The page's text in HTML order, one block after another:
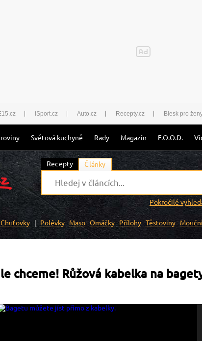
iSport.cz Auto.cz Recepty.cz Blesk pro
Světová kuchyně Rady Magazín F.O.O.D.
Recepty Články
Pokročilé
Chuťovky Polévky Maso Omáčky Přílohy Těstoviny
chceme! Růžová kabelka na